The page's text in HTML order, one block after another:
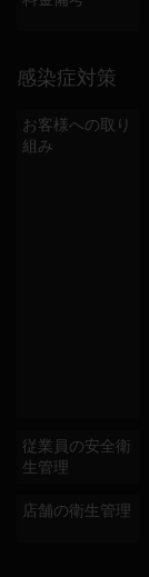
感染症対策
お客様への取り
組み
従業員の安全衛
生管理
店舗の衛生管理